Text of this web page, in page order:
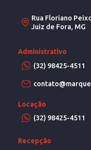
Rua Floriano
Juiz de Fora, MG
Administrativo
(32) 98425-4511
Locação
(32) 98425-4511
Recepção